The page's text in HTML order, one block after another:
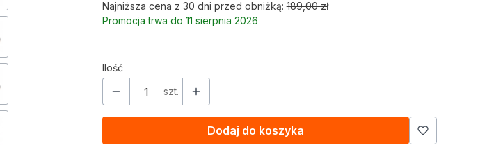
Najniższa cena z 30 dni przed obniżką: 189,00 zł
Promocja trwa do 11 sierpnia 2026
Ilość
szt.
Dodaj do koszyka